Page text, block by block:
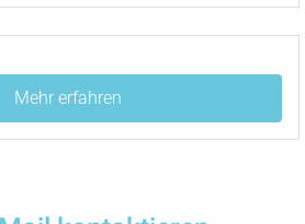
Mehr erfahren